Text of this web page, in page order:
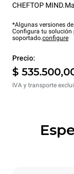
CHEFTOP
*Algunas versiones
Configura tu solución
soportado.configure
Precio:
$
IVA y transporte